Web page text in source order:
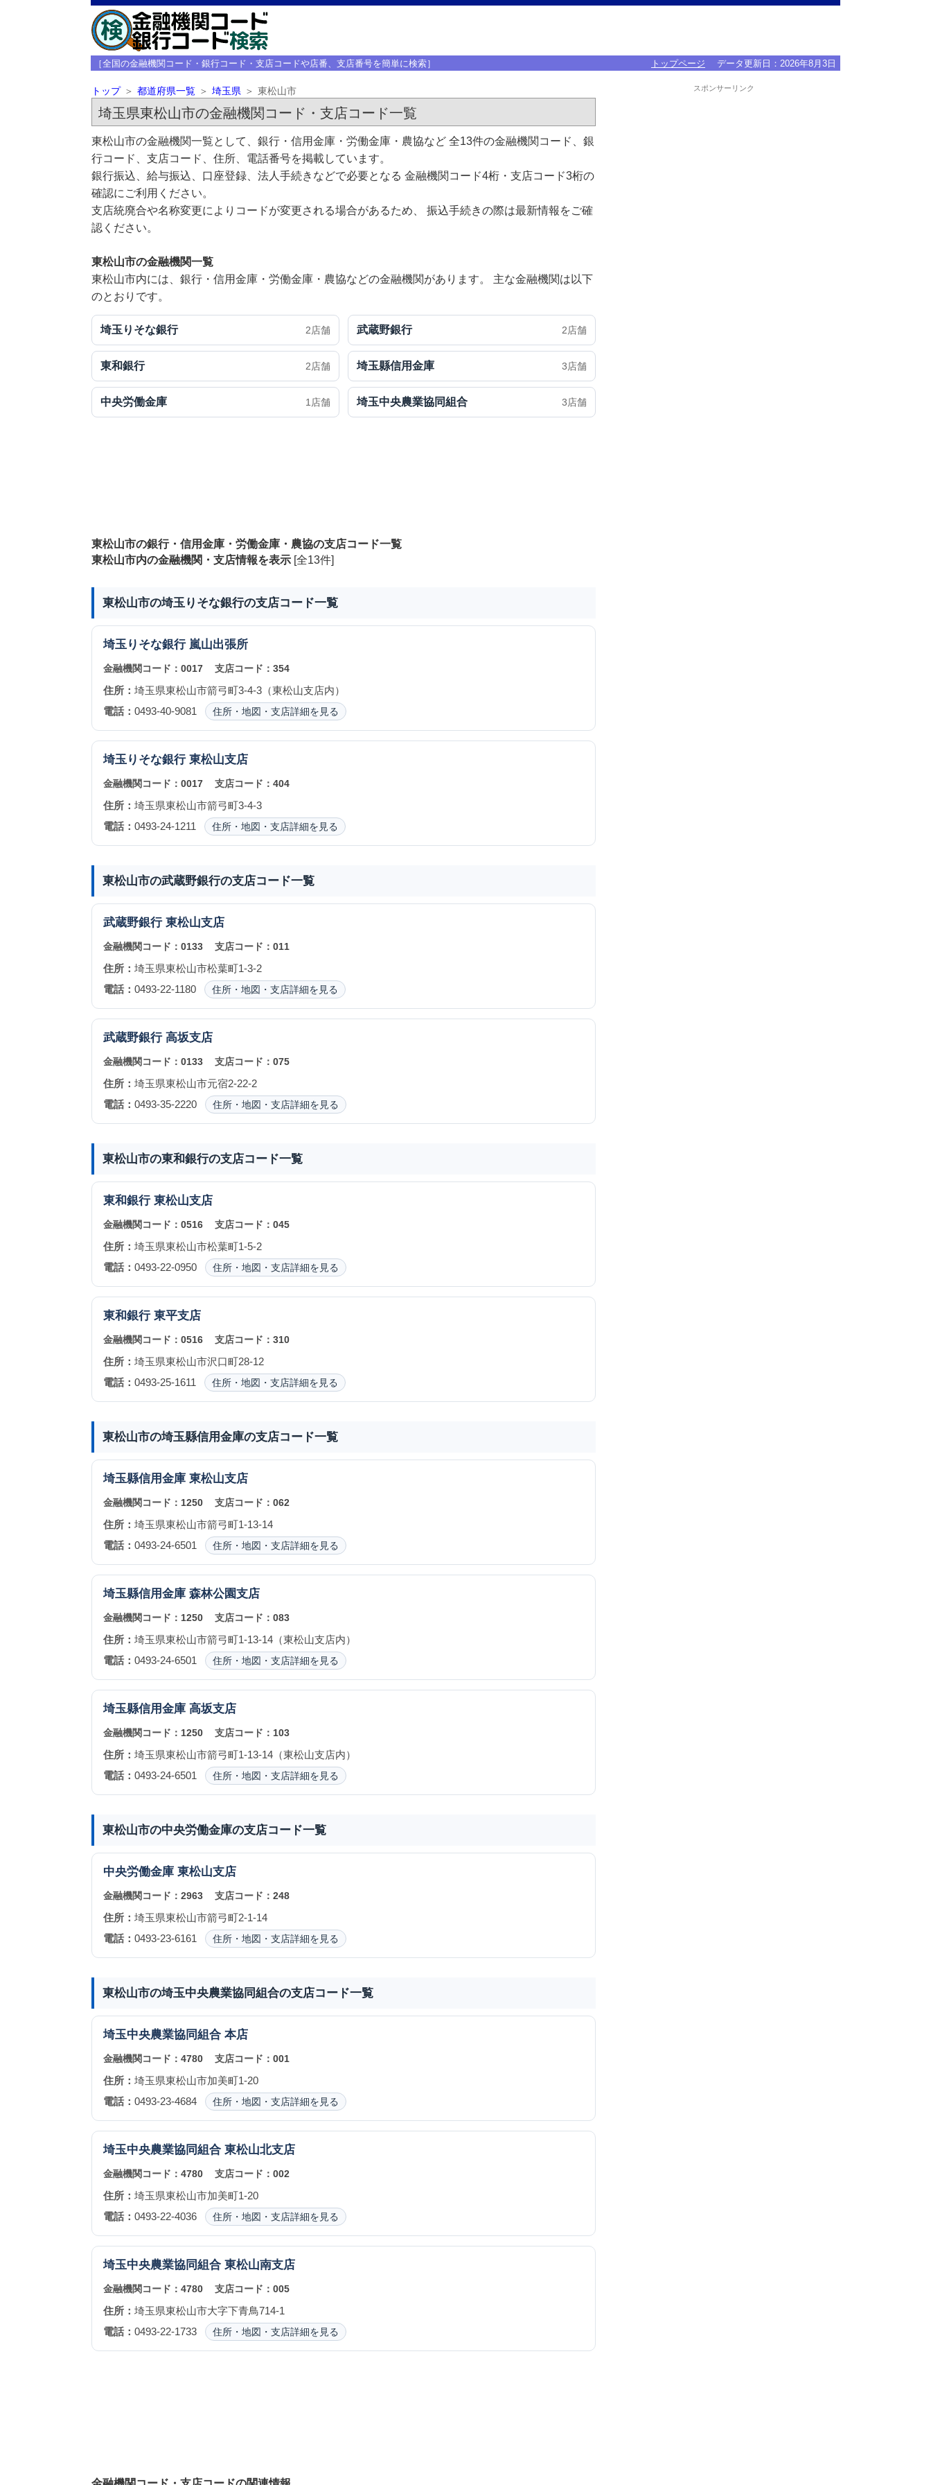
［全国の金融機関コード・銀行コード・支店コードや店番、支店番号を簡単に検索］ トップページ データ更新日： 2026年8月3日
トップ 都道府県一覧 埼玉県 東松山市
埼玉県東松山市の金融機関コード・支店コード一覧
東松山市の金融機関一覧として、銀行・信用金庫・労働金庫・農協など 全13件の金融機関コード、銀
行コード、支店コード、住所、電話番号を掲載しています。
銀行振込、給与振込、口座登録、法人手続きなどで必要となる 金融機関コード4桁・支店コード3桁の
確認にご利用ください。
支店統廃合や名称変更によりコードが変更される場合があるため、 振込手続きの際は最新情報をご確
認ください。
東松山市の金融機関一覧
東松山市内には、銀行・信用金庫・労働金庫・農協などの金融機関があります。 主な金融機関は以下
のとおりです。
埼玉りそな銀行 2店舗 武蔵野銀行 2店舗
東和銀行 2店舗 埼玉縣信用金庫 3店舗
中央労働金庫 1店舗 埼玉中央農業協同組合 3店舗
東松山市の銀行・信用金庫・労働金庫・農協の支店コード一覧
東松山市内の金融機関・支店情報を表示[全13件]
東松山市の埼玉りそな銀行の支店コード一覧
埼玉りそな銀行 嵐山出張所
金融機関コード： 0017 支店コード： 354
住所： 埼玉県東松山市箭弓町3-4-3（東松山支店内）
電話： 0493-40-9081 住所・地図・支店詳細を見る
埼玉りそな銀行 東松山支店
金融機関コード： 0017 支店コード： 404
住所： 埼玉県東松山市箭弓町3-4-3
電話： 0493-24-1211 住所・地図・支店詳細を見る
東松山市の武蔵野銀行の支店コード一覧
武蔵野銀行 東松山支店
金融機関コード： 0133 支店コード： 011
住所： 埼玉県東松山市松葉町1-3-2
電話： 0493-22-1180 住所・地図・支店詳細を見る
武蔵野銀行 高坂支店
金融機関コード： 0133 支店コード： 075
住所： 埼玉県東松山市元宿2-22-2
電話： 0493-35-2220 住所・地図・支店詳細を見る
東松山市の東和銀行の支店コード一覧
東和銀行 東松山支店
金融機関コード： 0516 支店コード： 045
住所： 埼玉県東松山市松葉町1-5-2
電話： 0493-22-0950 住所・地図・支店詳細を見る
東和銀行 東平支店
金融機関コード： 0516 支店コード： 310
住所： 埼玉県東松山市沢口町28-12
電話： 0493-25-1611 住所・地図・支店詳細を見る
東松山市の埼玉縣信用金庫の支店コード一覧
埼玉縣信用金庫 東松山支店
金融機関コード： 1250 支店コード： 062
住所： 埼玉県東松山市箭弓町1-13-14
電話： 0493-24-6501 住所・地図・支店詳細を見る
埼玉縣信用金庫 森林公園支店
金融機関コード： 1250 支店コード： 083
住所： 埼玉県東松山市箭弓町1-13-14（東松山支店内）
電話： 0493-24-6501 住所・地図・支店詳細を見る
埼玉縣信用金庫 高坂支店
金融機関コード： 1250 支店コード： 103
住所： 埼玉県東松山市箭弓町1-13-14（東松山支店内）
電話： 0493-24-6501 住所・地図・支店詳細を見る
東松山市の中央労働金庫の支店コード一覧
中央労働金庫 東松山支店
金融機関コード： 2963 支店コード： 248
住所： 埼玉県東松山市箭弓町2-1-14
電話： 0493-23-6161 住所・地図・支店詳細を見る
東松山市の埼玉中央農業協同組合の支店コード一覧
埼玉中央農業協同組合 本店
金融機関コード： 4780 支店コード： 001
住所： 埼玉県東松山市加美町1-20
電話： 0493-23-4684 住所・地図・支店詳細を見る
埼玉中央農業協同組合 東松山北支店
金融機関コード： 4780 支店コード： 002
住所： 埼玉県東松山市加美町1-20
電話： 0493-22-4036 住所・地図・支店詳細を見る
埼玉中央農業協同組合 東松山南支店
金融機関コード： 4780 支店コード： 005
住所： 埼玉県東松山市大字下青鳥714-1
電話： 0493-22-1733 住所・地図・支店詳細を見る
スポンサーリンク